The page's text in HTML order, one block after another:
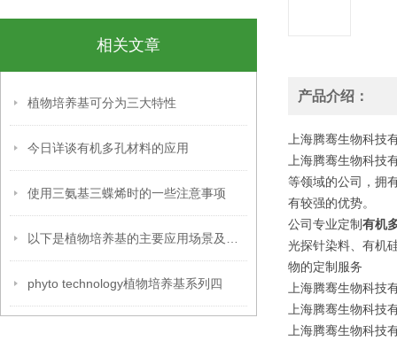
相关文章
植物培养基可分为三大特性
今日详谈有机多孔材料的应用
使用三氨基三蝶烯时的一些注意事项
phyto technology植物培养基系列四
产品介绍：
上海腾骞生物科
上海腾骞生物科
等领域的公司，拥
有较强的优势。
公司专业定制有机
光探针染料、有机
物的定制服务
上海腾骞生物科
上海腾骞生物科
上海腾骞生物科